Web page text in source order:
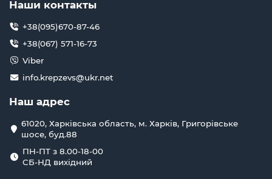
Наши контакты
+38(095)670-87-46
+38(067) 571-16-73
Viber
info.krepzevs@ukr.net
Наш адрес
61020, Харківська область, м. Харків, Григорівське
шосе, буд.88
ПН-ПТ з 8.00-18-00
СБ-НД вихідний